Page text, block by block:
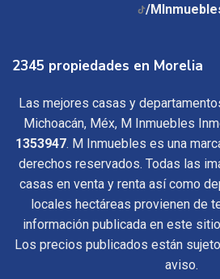
/
2345 propiedades en Morelia
Las mejores casas y
Michoacán, Méx, M Inmuebles
1353947. M Inmuebles es una
derechos reservados. Todas las
casas en venta y renta así como
locales hectáreas provienen de
información publicada en este
Los precios publicados están
aviso.